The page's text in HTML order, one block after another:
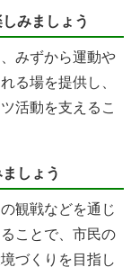
みましょう
みずから運動や
る場を提供し、
活動を支えるこ
しょう
観戦などを通じ
ことで、市民の
づくりを目指し